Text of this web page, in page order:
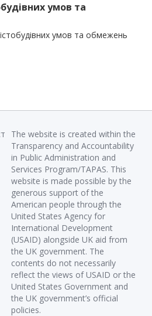
умов та
умов та обмежень
The website is created within the
Transparency and Accountability
in Public Administration and
Services Program/TAPAS. This
website is made possible by the
generous support of the
American people through the
United States Agency for
International Development
(USAID) alongside UK aid from
the UK government. The
contents do not necessarily
reflect the views of USAID or the
United States Government and
the UK government’s official
policies.